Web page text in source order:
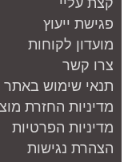
קצת עליי
פגישת ייעוץ
מועדון לקוחות
צרו קשר
תנאי שימוש באתר
מדיניות החזרת
מדיניות הפרטיות
הצהרת נגישות